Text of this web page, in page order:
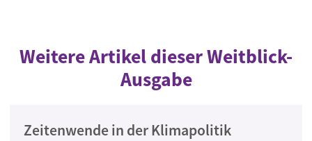
Weitere Artikel dieser Weitblick-
Ausgabe
Zeitenwende in der Klimapolitik